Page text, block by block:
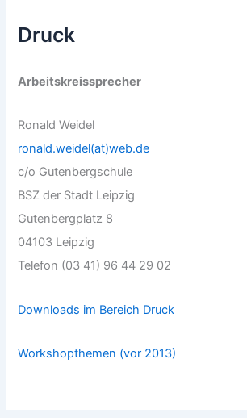
Druck
Arbeitskreissprecher
Ronald Weidel
ronald.weidel(at)web.de
c/o Gutenbergschule
BSZ der Stadt Leipzig
Gutenbergplatz 8
04103 Leipzig
Telefon (03 41) 96 44 29 02
Downloads im Bereich Druck
Workshopthemen (vor 2013)